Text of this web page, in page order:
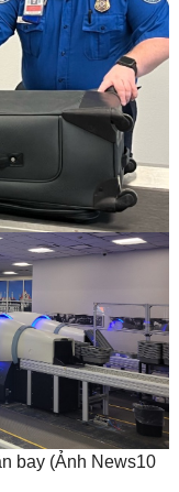
bay (Ảnh News10